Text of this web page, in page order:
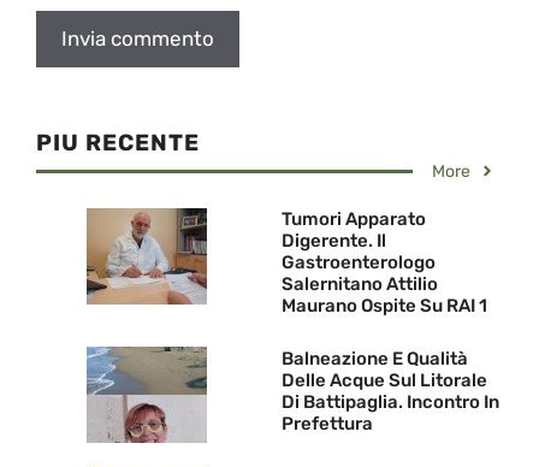
PIU RECENTE
More
Tumori Apparato
Digerente. Il
Gastroenterologo
Salernitano Attilio
Maurano Ospite Su RAI 1
Balneazione E Qualità
Delle Acque Sul Litorale
Di Battipaglia. Incontro In
Prefettura